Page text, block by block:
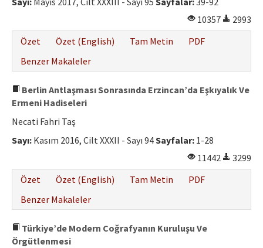
10357
2993
Özet
Özet (English) Tam Metin
PDF
Benzer Makaleler
Berlin Antlaşması Sonrasında Erzincan’da Eşkıyalık Ve
Ermeni Hadiseleri
Necati Fahri Taş
Sayı: Kasım 2016, Cilt XXXII - Sayı 94Sayfalar: 1-28
11442
3299
Özet
Özet (English) Tam Metin
PDF
Benzer Makaleler
Türkiye’de Modern Coğrafyanın Kuruluşu Ve
Örgütlenmesi